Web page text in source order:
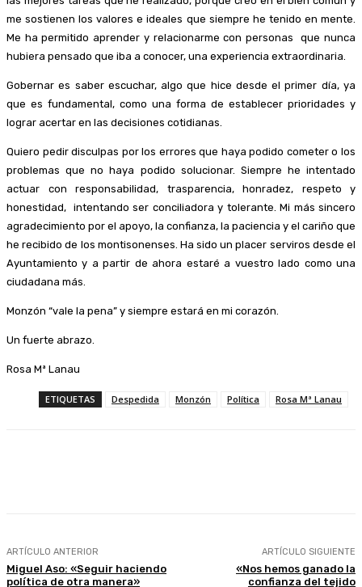
me sostienen los valores e ideales que siempre he tenido en mente.
Me ha permitido aprender y relacionarme con personas que nunca
hubiera pensado que iba a conocer, una experiencia extraordinaria.
Gobernar es saber escuchar, algo que hice desde el primer día, ya
que es fundamental, como una forma de establecer prioridades y
lograr acertar en las decisiones cotidianas.
Quiero pedir disculpas por los errores que haya podido cometer o los
problemas que no haya podido solucionar. Siempre he intentado
actuar con responsabilidad, trasparencia, honradez, respeto y
honestidad, intentando ser conciliadora y tolerante. Mi más sincero
agradecimiento por el apoyo, la confianza, la paciencia y el cariño que
he recibido de los montisonenses. Ha sido un placer serviros desde el
Ayuntamiento y a partir de ahora estaré a vuestro lado como una
ciudadana más.
Monzón “vale la pena” y siempre estará en mi corazón.
Un fuerte abrazo.
Rosa Mª Lanau
ETIQUETAS Despedida Monzón Política Rosa Mª Lanau
ARTÍCULO ANTERIOR
Miguel Aso: «Seguir haciendo
política de otra manera»
ARTÍCULO SIGUIENTE
«Nos hemos ganado la
confianza del tejido